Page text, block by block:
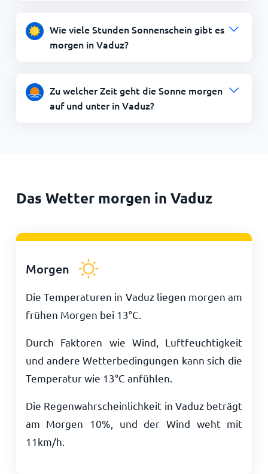
Wie viele Stunden Sonnenschein gibt es
morgen in Vaduz?
Zu welcher Zeit geht die Sonne morgen
auf und unter in Vaduz?
Das Wetter morgen in Vaduz
Morgen
Die Temperaturen in Vaduz liegen morgen am
frühen Morgen bei 13°C
Durch Faktoren wie Wind, Luftfeuchtigkeit
und andere Wetterbedingungen kann sich die
Temperatur wie 13°C anfühlen.
Die Regenwahrscheinlichkeit in Vaduz beträgt
am Morgen 10%, und der Wind weht mit
11km/h